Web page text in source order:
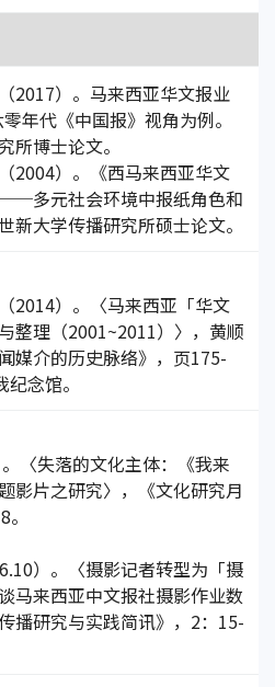
2017）。马来西亚华文报业
年代《中国报》视角为例。
所博士论文。
2004）。《西马来西亚华文
多元社会环境中报纸角色和
新大学传播研究所硕士论文。
2014）。〈马来西亚「华文
整理（2001~2011）〉，黄顺
媒介的历史脉络》，页175-
念馆。
〈失落的文化主体：《我来
影片之研究〉，《文化研究月
）。〈摄影记者转型为「摄
马来西亚中文报社摄影作业数
播研究与实践简讯》，2：15-